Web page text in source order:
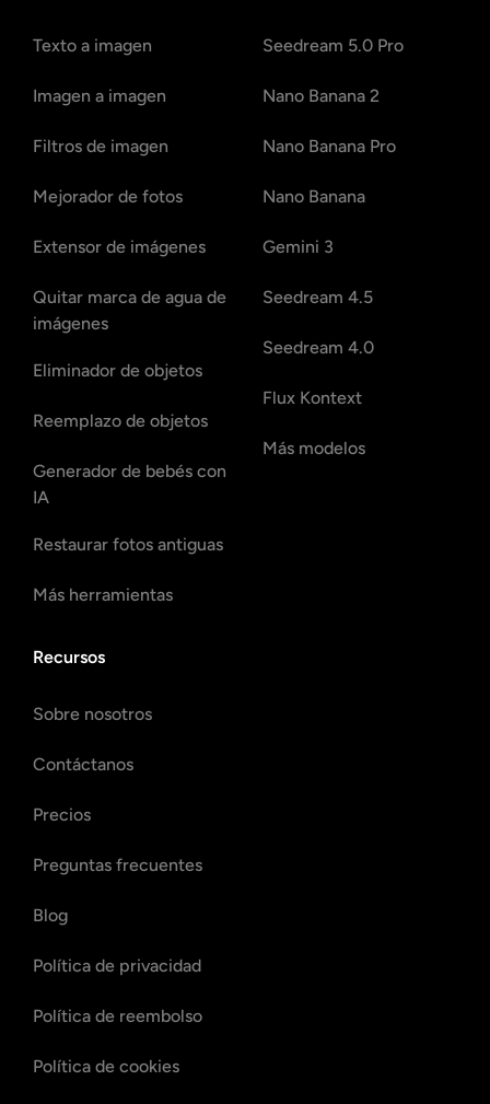
Texto a imagen
Imagen a imagen
Filtros de imagen
Mejorador de fotos
Extensor de imágenes
Quitar marca de agua de
imágenes
Eliminador de objetos
Reemplazo de objetos
Generador de bebés con
IA
Restaurar fotos antiguas
Más herramientas
Seedream 5.0 Pro
Nano Banana 2
Nano Banana Pro
Nano Banana
Gemini 3
Seedream 4.5
Seedream 4.0
Flux Kontext
Más modelos
Recursos
Sobre nosotros
Contáctanos
Precios
Preguntas frecuentes
Blog
Política de privacidad
Política de reembolso
Política de cookies